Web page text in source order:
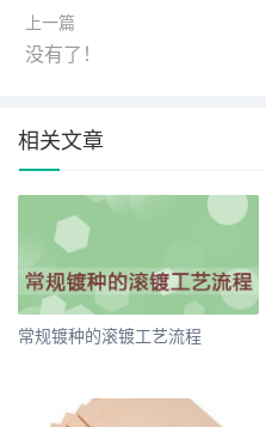
上一篇
没有了！
相关文章
​常规镀种的滚镀工艺流程